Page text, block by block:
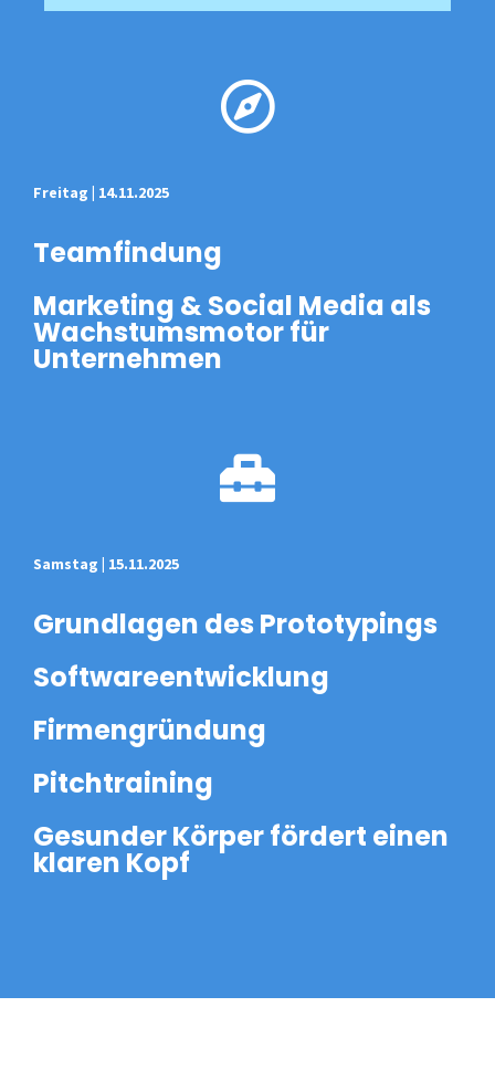
Freitag | 14.11.2025
Teamfindung
Marketing & Social Media als
Wachstumsmotor für
Unternehmen
Samstag | 15.11.2025
Grundlagen des Prototypings
Softwareentwicklung
Firmengründung
Pitchtraining
Gesunder Körper fördert einen
klaren Kopf